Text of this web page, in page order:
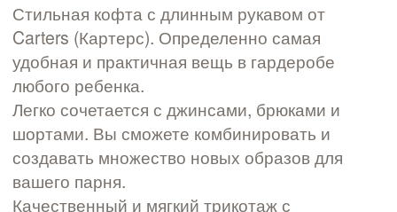
Стильная кофта с длинным рукавом от
Carters (Картерс). Определенно самая
удобная и практичная вещь в гардеробе
любого ребенка.
Легко сочетается с джинсами, брюками и
шортами. Вы сможете комбинировать и
создавать множество новых образов для
вашего парня.
Качественный и мягкий трикотаж с